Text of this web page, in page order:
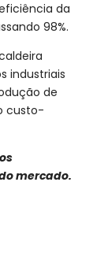
da
98%.
industriais
de
custo-
mercado.